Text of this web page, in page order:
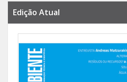
Edição Atual